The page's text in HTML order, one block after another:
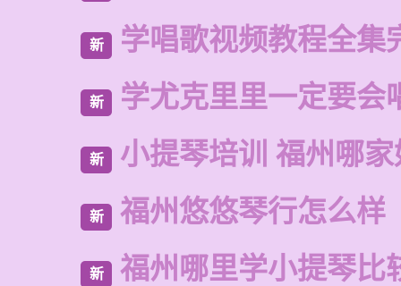
新 学唱歌视频教程全集
新 学尤克里里一定要会
新 小提琴培训 福州哪
新 福州悠悠琴行怎么样
新 福州哪里学小提琴比